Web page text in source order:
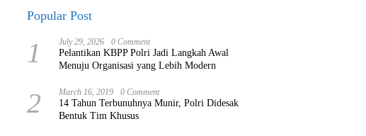
Popular Post
1 July 29, 2026 0 Comment
Pelantikan KBPP Polri Jadi Langkah Awal
Menuju Organisasi yang Lebih Modern
2 March 16, 2019 0 Comment
14 Tahun Terbunuhnya Munir, Polri Didesak
Bentuk Tim Khusus